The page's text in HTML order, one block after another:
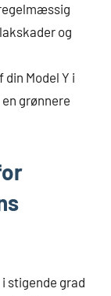
og
Model Y i
grønnere
stigende grad